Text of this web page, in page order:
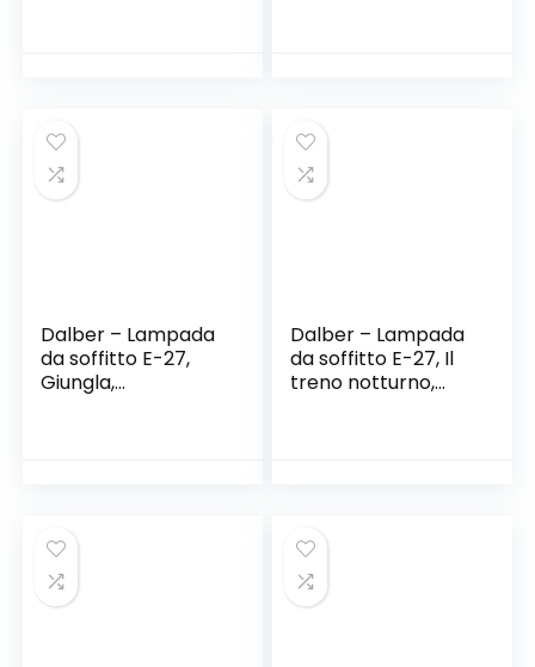
Dalber – Lampada
da soffitto E-27,
Giungla,
Dalber – Lampada
da soffitto E-27, Il
treno notturno,